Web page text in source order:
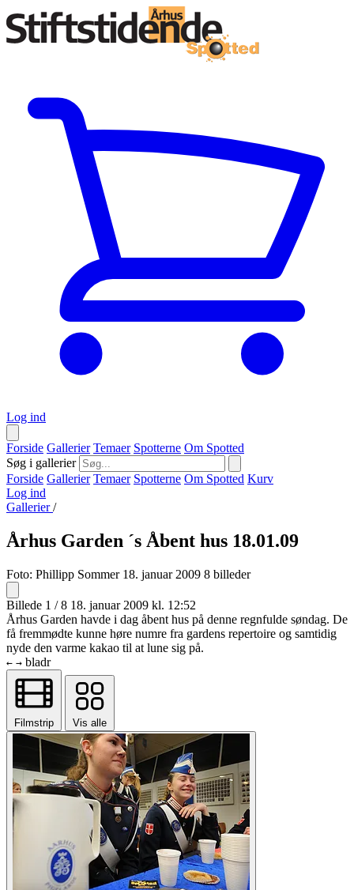
Log ind
Forside Gallerier Temaer Spotterne Om Spotted
Søg i gallerier
Forside Gallerier Temaer Spotterne Om Spotted Kurv
Log ind
Gallerier/
Århus Garden ´s Åbent hus 18.01.09
Foto: Phillipp Sommer 18. januar 2009 8 billeder
Billede 1 / 8 18. januar 2009 kl. 12:52
Århus Garden havde i dag åbent hus på denne regnfulde søndag. De
få fremmødte kunne høre numre fra gardens repertoire og samtidig
nyde den varme kakao til at lune sig på.
← → bladr
Filmstrip Vis alle